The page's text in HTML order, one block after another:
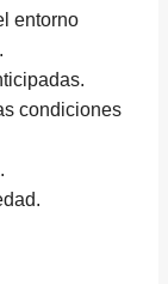
entorno
condiciones